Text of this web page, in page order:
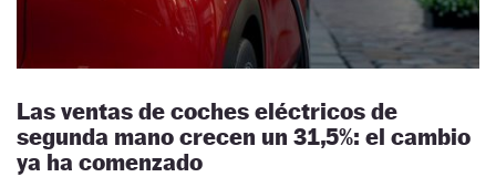
Las ventas de coches eléctricos de
segunda mano crecen un 31,5%: el cambio
ya ha comenzado